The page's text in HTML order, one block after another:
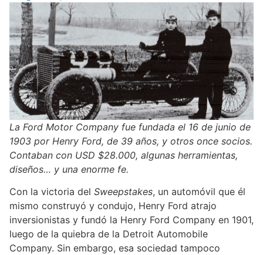
La Ford Motor Company fue fundada el 16 de junio de
1903 por Henry Ford, de 39 años, y otros once socios.
Contaban con USD $28.000, algunas herramientas,
diseños… y una enorme fe.
Con la victoria del Sweepstakes, un automóvil que él
mismo construyó y condujo, Henry Ford atrajo
inversionistas y fundó la Henry Ford Company en 1901,
luego de la quiebra de la Detroit Automobile
Company. Sin embargo, esa sociedad tampoco